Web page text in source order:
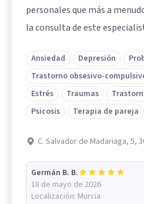
personales que más a
la consulta de este
Ansiedad Depresión
Trastorno obsesivo-
Estrés
Traumas
Psicosis
Terapia de pareja
C. Salvador de Madariaga, 5,
Germán B. B.
18 de mayo de 2026
Localización: Murcia